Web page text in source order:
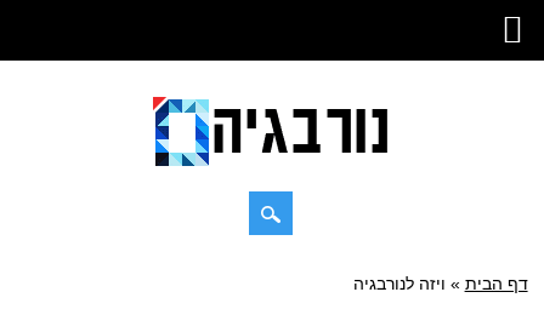
Main menu
Skip
דף הבית » ויזה לנורבגיה